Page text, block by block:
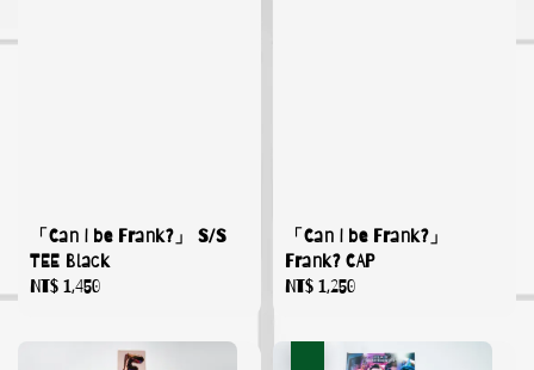
「Can I be Frank?」 S/S
TEE Black
Regular
NT$ 1,450
「Can I be Frank?」
Frank? CAP
Regular
NT$ 1,250